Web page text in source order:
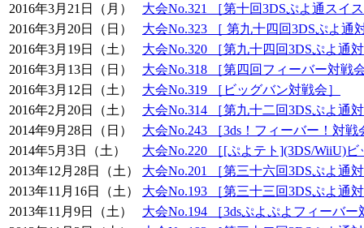
2016年3月21日（月）
大会No.321 ［第十回3DSぷよ通スイ
2016年3月20日（日）
大会No.323 ［ 第九十四回3DSぷよ通
2016年3月19日（土）
大会No.320 ［第九十四回3DSぷよ通
2016年3月13日（日）
大会No.318 ［第四回フィーバー対戦
2016年3月12日（土）
大会No.319 ［ビッグバン対戦会］
2016年2月20日（土）
大会No.314 ［第九十二回3DSぷよ通
2014年9月28日（日）
大会No.243 ［3ds！フィーバー！対戦
2014年5月3日（土）
大会No.220 ［[ぷよテト](3DS/WiiU)
2013年12月28日（土）
大会No.201 ［第三十六回3DSぷよ通
2013年11月16日（土）
大会No.193 ［第三十三回3DSぷよ通
2013年11月9日（土）
大会No.194 ［3dsぷよぷよフィーバー